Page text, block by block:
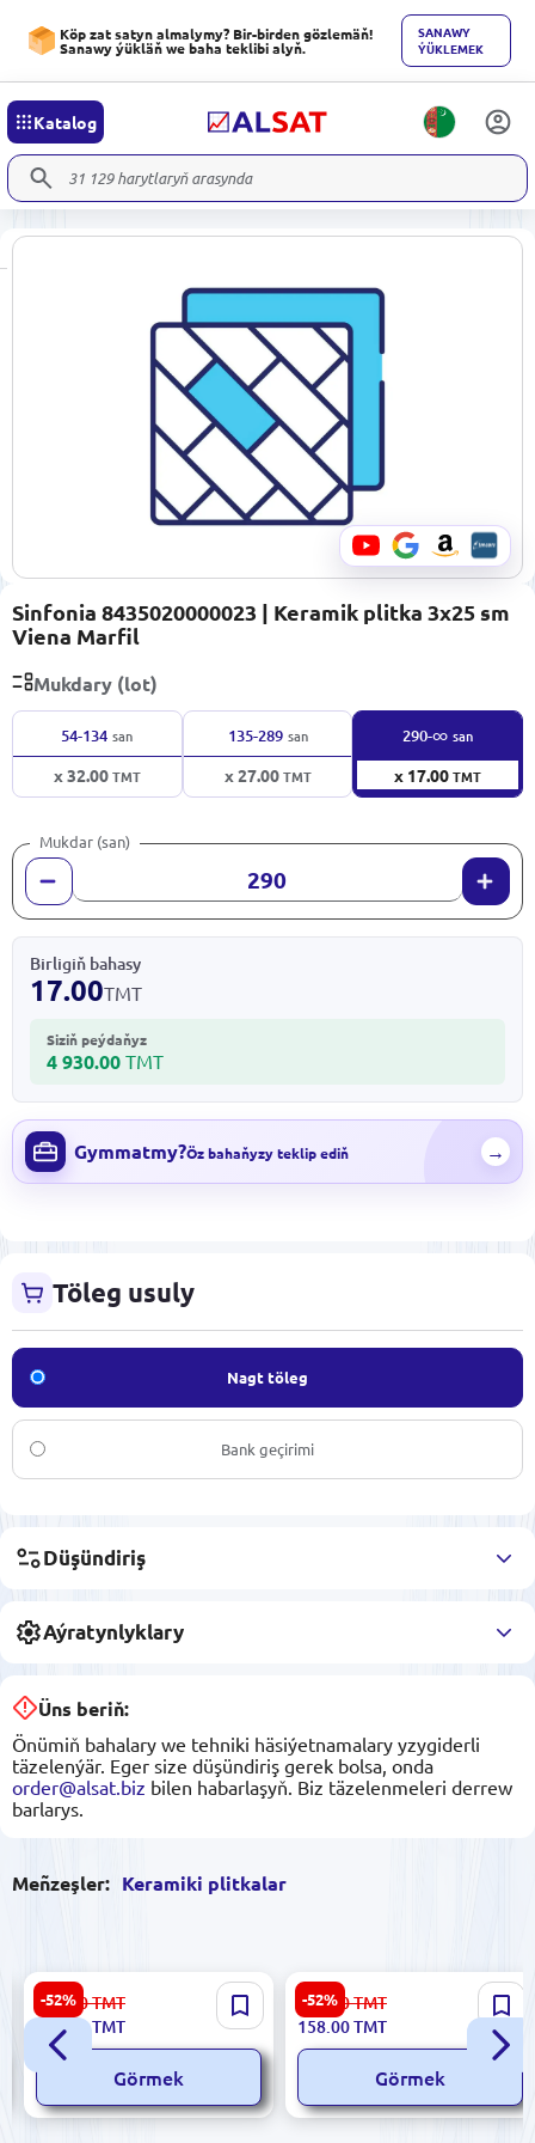
Köp zat satyn almalymy? Bir-birden gözlemäň!
Sanawy ýükläň we baha teklibi alyň.
SANAWY
ÝÜKLEMEK
Katalog
Sinfonia 8435020000023 | Keramik plitka 3x25 sm
Viena Marfil
Mukdary (lot)
54-134 san
x 32.00TMT
135-289 san
x 27.00TMT
290-∞ san
x 17.00TMT
Mukdar (san)
Birligiň bahasy
17.00TMT
Siziň peýdaňyz
4 930.00 TMT
Gymmatmy?Öz bahaňyzy teklip ediň →
Töleg usuly
Nagt töleg
Bank geçirimi
Düşündiriş
Aýratynlyklary
Üns beriň:
Önümiň bahalary we tehniki häsiýetnamalary yzygiderli
täzelenýär. Eger size düşündiriş gerek bolsa, onda
order@alsat.biz bilen habarlaşyň. Biz täzelenmeleri derrew
barlarys.
Meñzeşler: Keramiki plitkalar
-52%
Ibiza 5900499000000 |
Keramiki plitka 20x40 sm
ýagty Bianco
416.00TMT
197.00TMT
Görmek
-52%
Golden Dune 186584 |
Keramiki Plitka 30x60 sm
Mat Örtük
334.00TMT
158.00TMT
Görmek